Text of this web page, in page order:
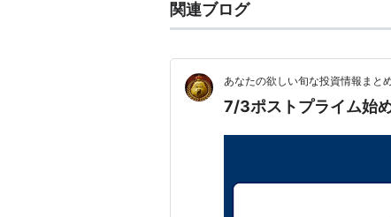
関連ブログ
あなたの欲しい旬な投資情報ま
7/3ポストプライム始